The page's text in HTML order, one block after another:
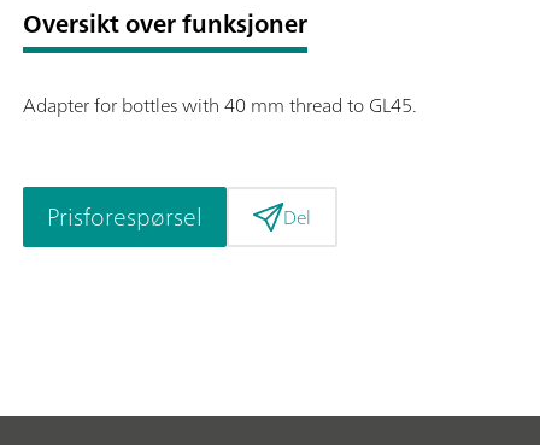
Oversikt over funksjoner
Adapter for bottles with 40 mm thread to GL45.
Prisforespørsel Del